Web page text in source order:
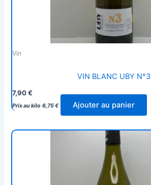
Vin
VIN BLANC UBY N°3
7,90€
Prix au kilo 6,75€ Ajouter au panier